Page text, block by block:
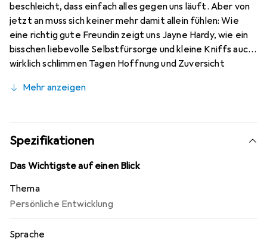
beschleicht, dass einfach alles gegen uns läuft. Aber von
jetzt an muss sich keiner mehr damit allein fühlen: Wie
eine richtig gute Freundin zeigt uns Jayne Hardy, wie ein
bisschen liebevolle Selbstfürsorge und kleine Kniffs auch
wirklich schlimmen Tagen Hoffnung und Zuversicht
Mehr anzeigen
Spezifikationen
Das Wichtigste auf einen Blick
Thema
Persönliche Entwicklung
Sprache